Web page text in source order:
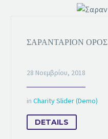
ΣΑΡΑΝΤΑΡΙΟΝ ΟΡΟΣ
28 Νοεμβρίου, 2018
in Charity Slider (Demo)
DETAILS